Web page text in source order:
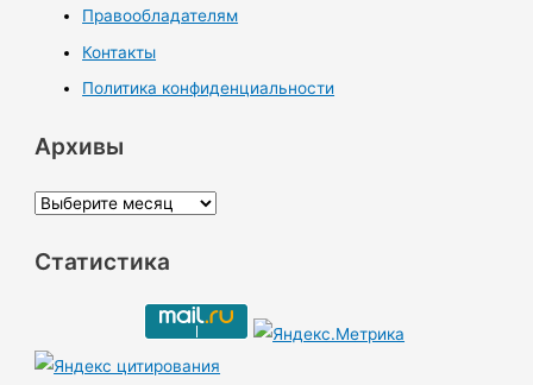
Правообладателям
Контакты
Политика конфиденциальности
Архивы
А
х
ы
Статистика